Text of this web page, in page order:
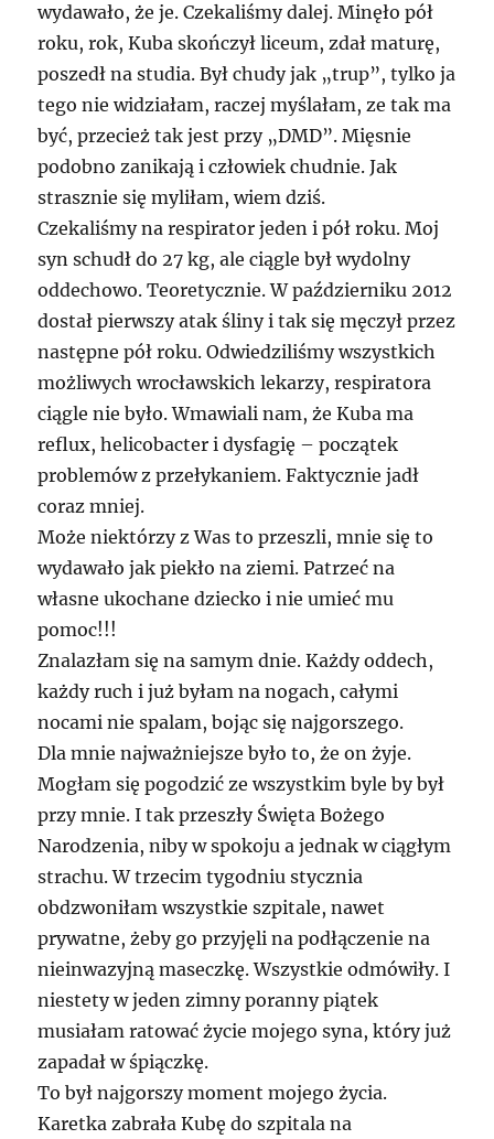
wydawało, że je. Czekaliśmy dalej. Minęło pół
roku, rok, Kuba skończył liceum, zdał maturę,
poszedł na studia. Był chudy jak „trup”, tylko ja
tego nie widziałam, raczej myślałam, ze tak ma
być, przecież tak jest przy „DMD”. Mięsnie
podobno zanikają i człowiek chudnie. Jak
strasznie się myliłam, wiem dziś.
Czekaliśmy na respirator jeden i pół roku. Moj
syn schudł do 27 kg, ale ciągle był wydolny
oddechowo. Teoretycznie. W październiku 2012
dostał pierwszy atak śliny i tak się męczył przez
następne pół roku. Odwiedziliśmy wszystkich
możliwych wrocławskich lekarzy, respiratora
ciągle nie było. Wmawiali nam, że Kuba ma
reflux, helicobacter i dysfagię – początek
problemów z przełykaniem. Faktycznie jadł
coraz mniej.
Może niektórzy z Was to przeszli, mnie się to
wydawało jak piekło na ziemi. Patrzeć na
własne ukochane dziecko i nie umieć mu
pomoc!!!
Znalazłam się na samym dnie. Każdy oddech,
każdy ruch i już byłam na nogach, całymi
nocami nie spalam, bojąc się najgorszego.
Dla mnie najważniejsze było to, że on żyje.
Mogłam się pogodzić ze wszystkim byle by był
przy mnie. I tak przeszły Święta Bożego
Narodzenia, niby w spokoju a jednak w ciągłym
strachu. W trzecim tygodniu stycznia
obdzwoniłam wszystkie szpitale, nawet
prywatne, żeby go przyjęli na podłączenie na
nieinwazyjną maseczkę. Wszystkie odmówiły. I
niestety w jeden zimny poranny piątek
musiałam ratować życie mojego syna, który już
zapadał w śpiączkę.
To był najgorszy moment mojego życia.
Karetka zabrała Kubę do szpitala na